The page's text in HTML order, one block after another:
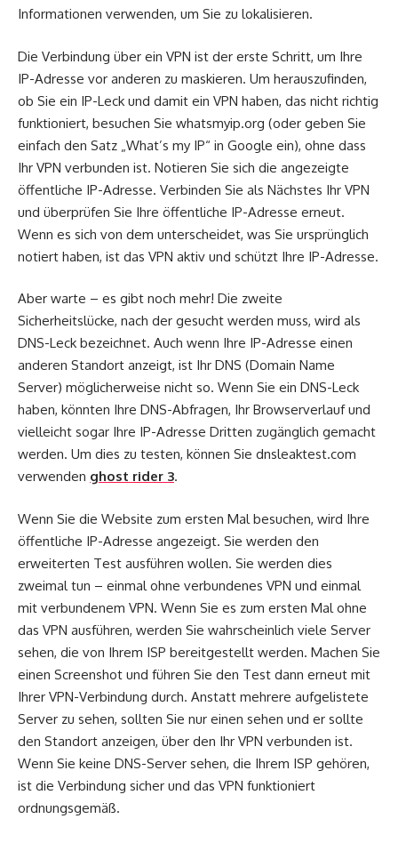
Informationen verwenden, um Sie zu lokalisieren.
Die Verbindung über ein VPN ist der erste Schritt, um Ihre
IP-Adresse vor anderen zu maskieren. Um herauszufinden,
ob Sie ein IP-Leck und damit ein VPN haben, das nicht richtig
funktioniert, besuchen Sie whatsmyip.org (oder geben Sie
einfach den Satz „What’s my IP“ in Google ein), ohne dass
Ihr VPN verbunden ist. Notieren Sie sich die angezeigte
öffentliche IP-Adresse. Verbinden Sie als Nächstes Ihr VPN
und überprüfen Sie Ihre öffentliche IP-Adresse erneut.
Wenn es sich von dem unterscheidet, was Sie ursprünglich
notiert haben, ist das VPN aktiv und schützt Ihre IP-Adresse.
Aber warte – es gibt noch mehr! Die zweite
Sicherheitslücke, nach der gesucht werden muss, wird als
DNS-Leck bezeichnet. Auch wenn Ihre IP-Adresse einen
anderen Standort anzeigt, ist Ihr DNS (Domain Name
Server) möglicherweise nicht so. Wenn Sie ein DNS-Leck
haben, könnten Ihre DNS-Abfragen, Ihr Browserverlauf und
vielleicht sogar Ihre IP-Adresse Dritten zugänglich gemacht
werden. Um dies zu testen, können Sie dnsleaktest.com
verwenden ghost rider 3.
Wenn Sie die Website zum ersten Mal besuchen, wird Ihre
öffentliche IP-Adresse angezeigt. Sie werden den
erweiterten Test ausführen wollen. Sie werden dies
zweimal tun – einmal ohne verbundenes VPN und einmal
mit verbundenem VPN. Wenn Sie es zum ersten Mal ohne
das VPN ausführen, werden Sie wahrscheinlich viele Server
sehen, die von Ihrem ISP bereitgestellt werden. Machen Sie
einen Screenshot und führen Sie den Test dann erneut mit
Ihrer VPN-Verbindung durch. Anstatt mehrere aufgelistete
Server zu sehen, sollten Sie nur einen sehen und er sollte
den Standort anzeigen, über den Ihr VPN verbunden ist.
Wenn Sie keine DNS-Server sehen, die Ihrem ISP gehören,
ist die Verbindung sicher und das VPN funktioniert
ordnungsgemäß.